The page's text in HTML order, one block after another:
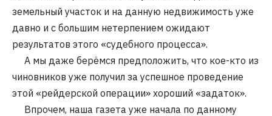
земельный участок и на данную недвижимость уже
давно и с большим нетерпением ожидают
результатов этого «судебного процесса».
А мы даже берёмся предположить, что кое-кто из
чиновников уже получил за успешное проведение
этой «рейдерской операции» хороший «задаток».
Впрочем, наша газета уже начала по данному